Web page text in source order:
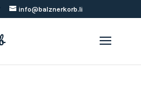
info@balznerkorb.li